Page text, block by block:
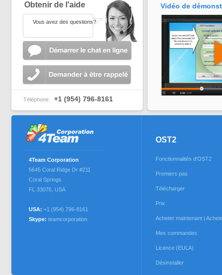
Obtenir de l'aide
Vous avez des questions?
Téléphone: +1 (954) 796-8161
Vidéo de
4Team Corporation
5645 Coral Ridge Dr #211
Coral Springs
FL 33076 USA
USA: +1 (954) 796-8161
Skype: teamcorporation
OST2
Fonctionnalités d'OST2
Premiers pas
Télécharger
Prix
Acheter maintenant |
Mes commandes
Licence (EULA)
Désinstaller